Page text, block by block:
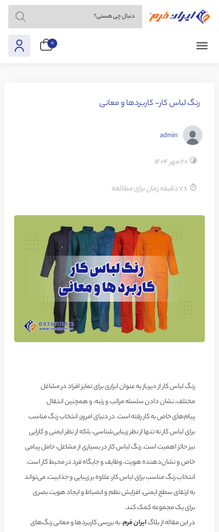
0
رنگ لباس کار- کاربردها و معانی
admin
20 مهر 1404
78 دقیقه زمان برای مطالعه
رنگ لباس کار از دیرباز به عنوان ابزاری برای تمایز افراد در مشاغل
مختلف، نشان دادن سلسله مراتب و رتبه، و همچنین انتقال
پیام‌های خاص به کار رفته است. در دنیای امروز، انتخاب رنگ مناسب
برای لباس کار نه تنها از نظر زیبایی‌شناسی، بلکه از نظر ایمنی و کارایی
نیز حائز اهمیت است. رنگ لباس کار در بسیاری از مشاغل، حامل پیامی
خاص و نشان‌دهنده هویت، وظایف و جایگاه فرد در محیط کار است.
انتخاب رنگ مناسب برای لباس کار، علاوه بر زیبایی و جذابیت، می‌تواند
به ارتقای سطح ایمنی، افزایش نظم و انضباط و ایجاد هویت بصری
برای یک مجموعه کمک کند.
در این مقاله از بلاگایران فرم، به بررسی کاربردها و معانی رنگ‌های